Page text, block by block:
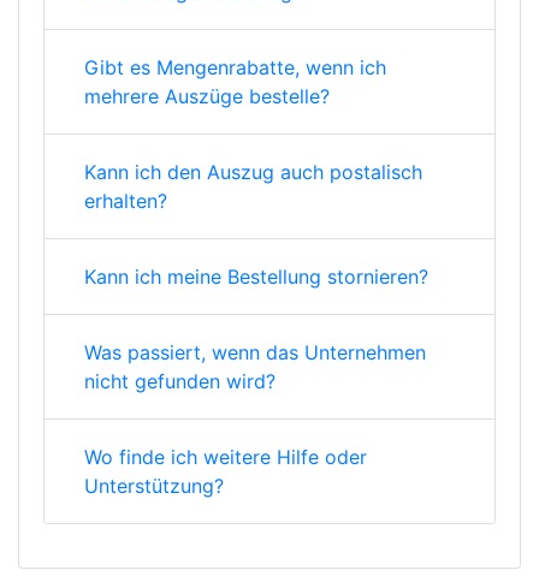
Gibt es Mengenrabatte, wenn ich
mehrere Auszüge bestelle?
Kann ich den Auszug auch postalisch
erhalten?
Kann ich meine Bestellung stornieren?
Was passiert, wenn das Unternehmen
nicht gefunden wird?
Wo finde ich weitere Hilfe oder
Unterstützung?